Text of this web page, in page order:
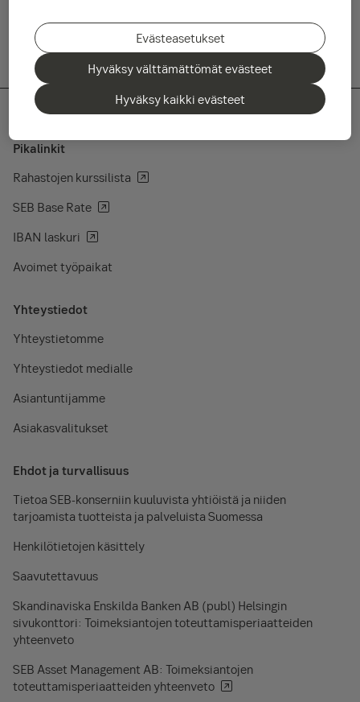
Pikalinkit
Rahastojen kurssilista
SEB Base Rate
IBAN laskuri
Avoimet työpaikat
Yhteystiedot
Yhteystietomme
Yhteystiedot medialle
Asiantuntijamme
Asiakasvalitukset
Ehdot ja turvallisuus
Tietoa SEB-konserniin kuuluvista yhtiöistä ja niiden
tarjoamista tuotteista ja palveluista Suomessa
Henkilötietojen käsittely
Saavutettavuus
Skandinaviska Enskilda Banken AB (publ) Helsingin
sivukonttori: Toimeksiantojen toteuttamisperiaatteiden
yhteenveto
SEB Asset Management AB: Toimeksiantojen
toteuttamisperiaatteiden yhteenveto
Evästeasetukset
Hyväksy välttämättömät evästeet
Hyväksy kaikki evästeet